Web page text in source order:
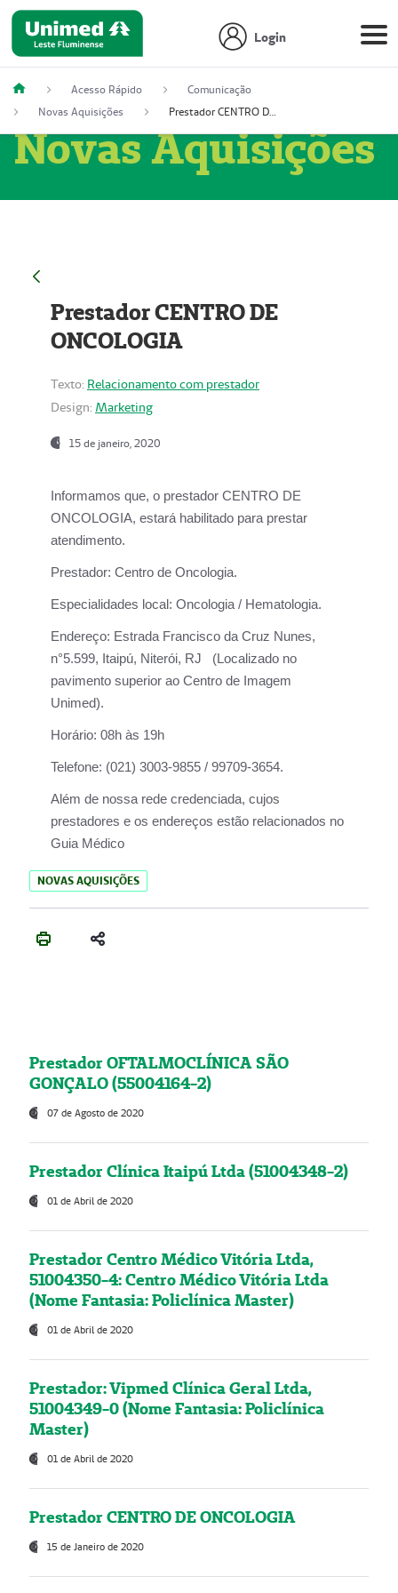
Login
Acesso Rápido
Comunicação
Novas Aquisições
Prestador CENTRO DE ONCOLOGIA
Novas Aquisições
Prestador CENTRO DE
ONCOLOGIA
Texto: Relacionamento com prestador
Design: Marketing
15 de janeiro, 2020
Informamos que, o prestador CENTRO DE
ONCOLOGIA, estará habilitado para prestar
atendimento.
Prestador: Centro de Oncologia.
Especialidades local: Oncologia / Hematologia.
Endereço: Estrada Francisco da Cruz Nunes,
n°5.599, Itaipú, Niterói, RJ (Localizado no
pavimento superior ao Centro de Imagem
Unimed).
Horário: 08h às 19h
Telefone: (021) 3003-9855 / 99709-3654.
Além de nossa rede credenciada, cujos
prestadores e os endereços estão relacionados no
Guia Médico
NOVAS AQUISIÇÕES
Prestador OFTALMOCLÍNICA SÃO
GONÇALO (55004164-2)
07 de Agosto de 2020
Prestador Clínica Itaipú Ltda (51004348-2)
01 de Abril de 2020
Prestador Centro Médico Vitória Ltda,
51004350-4: Centro Médico Vitória Ltda
(Nome Fantasia: Policlínica Master)
01 de Abril de 2020
Prestador: Vipmed Clínica Geral Ltda,
51004349-0 (Nome Fantasia: Policlínica
Master)
01 de Abril de 2020
Prestador CENTRO DE ONCOLOGIA
15 de Janeiro de 2020